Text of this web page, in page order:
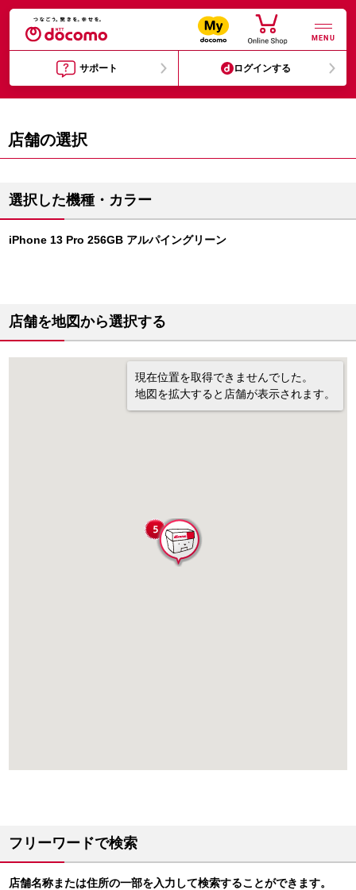
MENU
サポート ログインする
店舗の選択
選択した機種・カラー
iPhone 13 Pro 256GB アルパイングリーン
店舗を地図から選択する
現在位置を取得できませんでした。
地図を拡大すると店舗が表示されます。
フリーワードで検索
店舗名称または住所の一部を入力して検索することができます。